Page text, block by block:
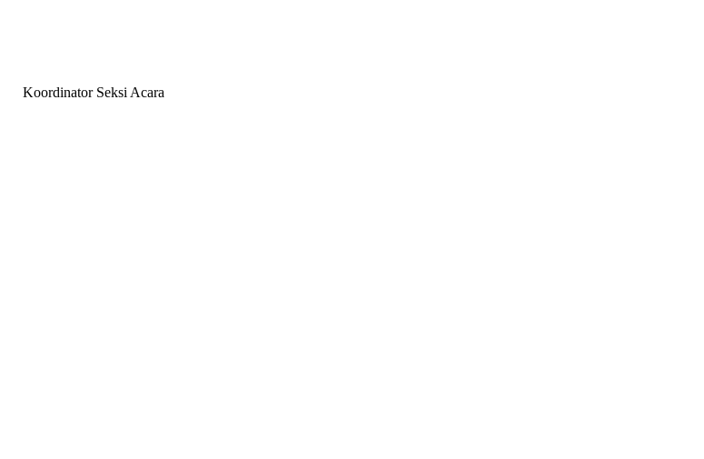
Koordinator Seksi Acara